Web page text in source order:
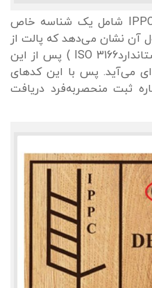
بخش دوم هر یک از مهرهای IPPC شامل یک شناسه خاص
آن نشان می‌دهد که پالت از
کدام کشور آمده است. (طبق استانداردISO 3166 ) پس از این
می‌آید. پس با این کدهای
ثبت منحصربه‌فرد دریافت